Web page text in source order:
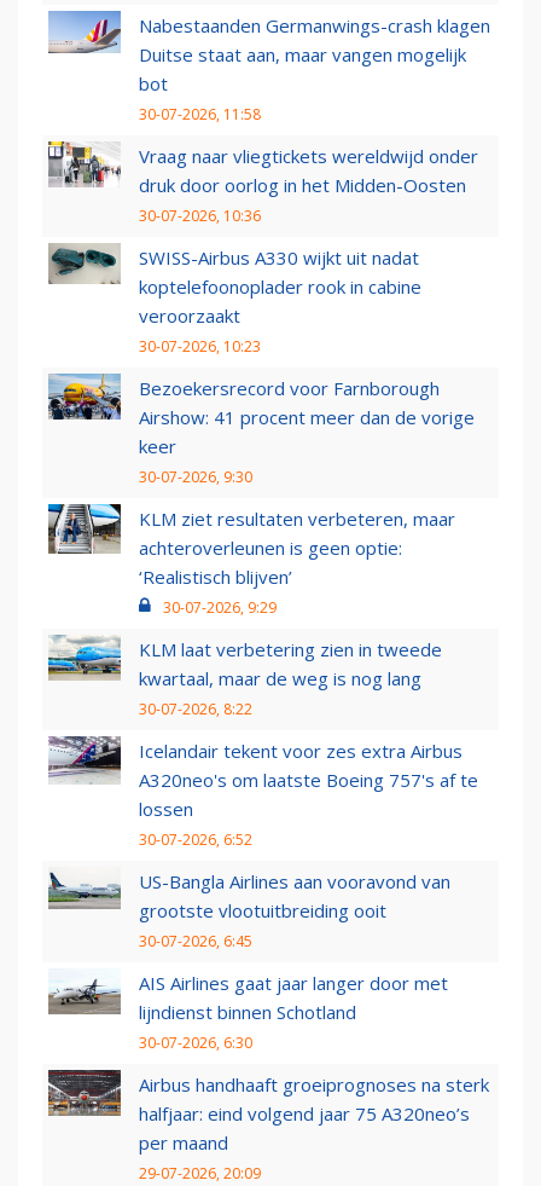
Nabestaanden Germanwings-crash klagen
Duitse staat aan, maar vangen mogelijk
bot
30-07-2026, 11:58
Vraag naar vliegtickets wereldwijd onder
druk door oorlog in het Midden-Oosten
30-07-2026, 10:36
SWISS-Airbus A330 wijkt uit nadat
koptelefoonoplader rook in cabine
veroorzaakt
30-07-2026, 10:23
Bezoekersrecord voor Farnborough
Airshow: 41 procent meer dan de vorige
keer
30-07-2026, 9:30
KLM ziet resultaten verbeteren, maar
achteroverleunen is geen optie:
‘Realistisch blijven’
30-07-2026, 9:29
KLM laat verbetering zien in tweede
kwartaal, maar de weg is nog lang
30-07-2026, 8:22
Icelandair tekent voor zes extra Airbus
A320neo's om laatste Boeing 757's af te
lossen
30-07-2026, 6:52
US-Bangla Airlines aan vooravond van
grootste vlootuitbreiding ooit
30-07-2026, 6:45
AIS Airlines gaat jaar langer door met
lijndienst binnen Schotland
30-07-2026, 6:30
Airbus handhaaft groeiprognoses na sterk
halfjaar: eind volgend jaar 75 A320neo’s
per maand
29-07-2026, 20:09